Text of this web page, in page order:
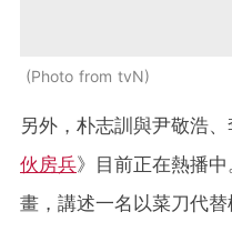
Photo from tvN
另外，朴志訓與尹敬浩
伙房兵》目前正在熱播
畫，講述一名以菜刀代